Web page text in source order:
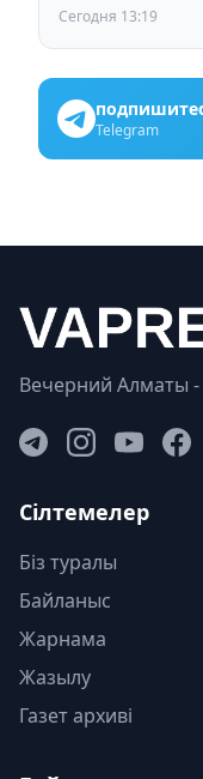
Сегодня 13:19
Telegram
Вечерний Алматы
Сілтемелер
Біз туралы
Байланыс
Жарнама
Жазылу
Газет архиві